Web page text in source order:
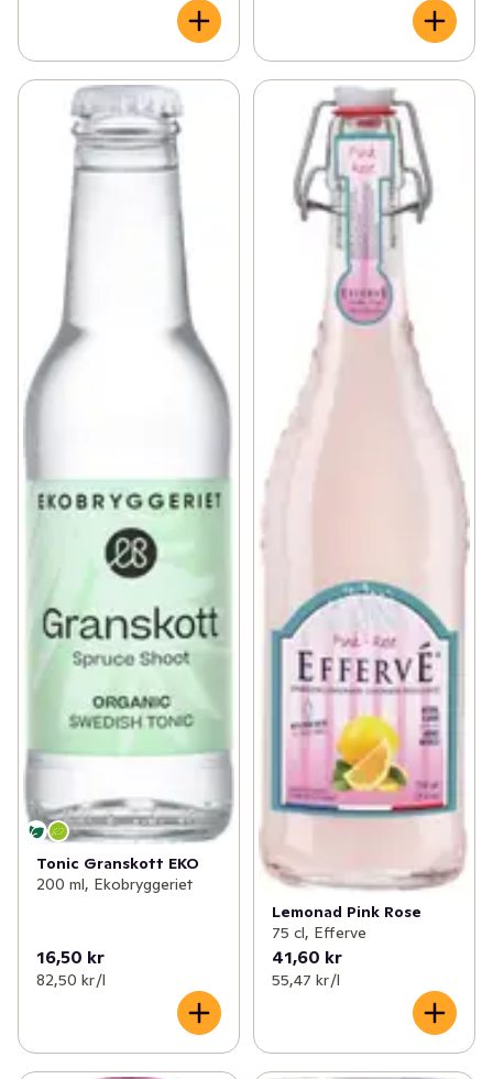
Tonic Granskott EKO
200 ml, Ekobryggeriet
16,50 kr
82,50 kr /l
Lemonad Pink Rose
75 cl, Efferve
41,60 kr
55,47 kr /l